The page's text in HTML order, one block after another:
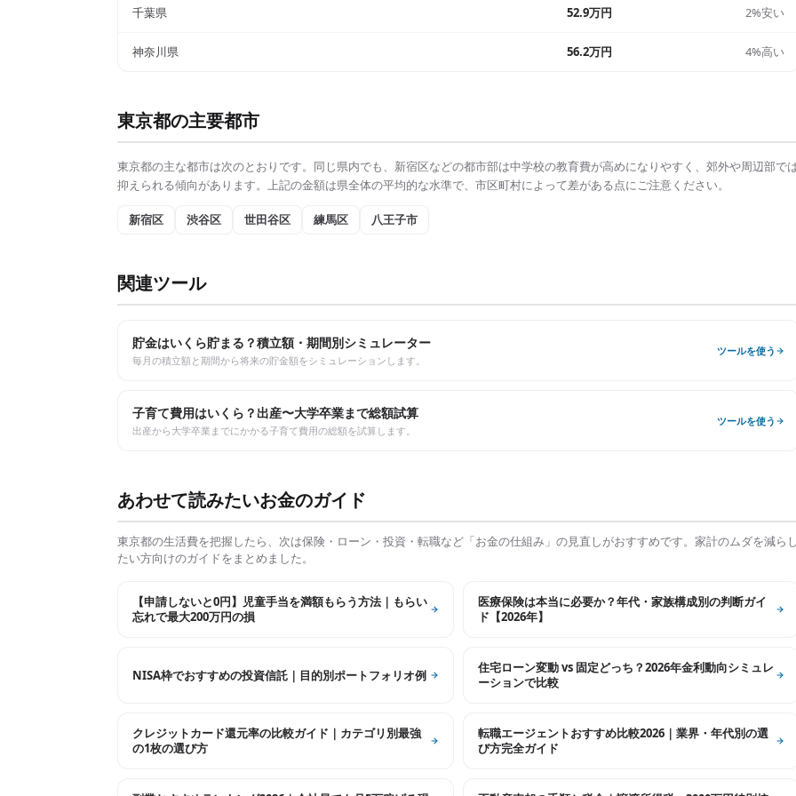
千葉県 52.9万円 2%安い
神奈川県 56.2万円 4%高い
東京都の主要都市
東京都の主な都市は次のとおりです。同じ県内でも、 新宿区などの都市部は中学校の教育費が高めになりやすく、郊外や周辺部で
抑えられる傾向があります。上記の金額は県全体の平均的な水準で、市区町村によって差がある点にご注意ください。
新宿区 渋谷区 世田谷区 練馬区 八王子市
関連ツール
貯金はいくら貯まる？積立額・期間別シミュレーター
毎月の積立額と期間から将来の貯金額をシミュレーションします。
ツールを使う
子育て費用はいくら？出産〜大学卒業まで総額試算
出産から大学卒業までにかかる子育て費用の総額を試算します。
ツールを使う
あわせて読みたいお金のガイド
東京都の生活費を把握したら、次は保険・ローン・投資・転職など「お金の仕組み」の見直しがおすすめです。家計のムダを減ら
たい方向けのガイドをまとめました。
【申請しないと0円】児童手当を満額もらう方法｜もらい
忘れで最大200万円の損
医療保険は本当に必要か？年代・家族構成別の判断ガイ
ド【2026年】
NISA枠でおすすめの投資信託｜目的別ポートフォリオ例
住宅ローン変動 vs 固定どっち？2026年金利動向シミュレ
ーションで比較
クレジットカード還元率の比較ガイド｜カテゴリ別最強
の1枚の選び方
転職エージェントおすすめ比較2026｜業界・年代別の選
び方完全ガイド